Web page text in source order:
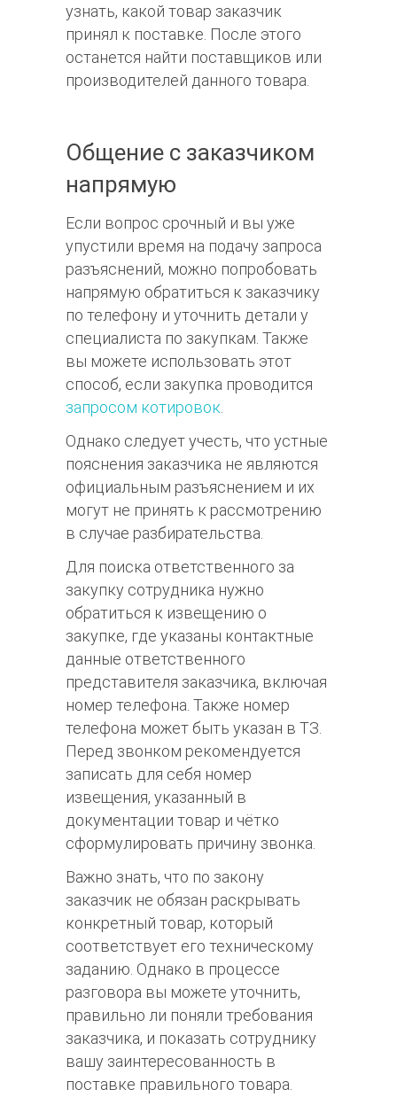
узнать, какой товар заказчик
принял к поставке. После этого
останется найти поставщиков или
производителей данного товара.
Общение с заказчиком
напрямую
Если вопрос срочный и вы уже
упустили время на подачу запроса
разъяснений, можно попробовать
напрямую обратиться к заказчику
по телефону и уточнить детали у
специалиста по закупкам. Также
вы можете использовать этот
способ, если закупка проводится
запросом котировок
Однако следует учесть, что устные
пояснения заказчика не являются
официальным разъяснением и их
могут не принять к рассмотрению
в случае разбирательства.
Для поиска ответственного за
закупку сотрудника нужно
обратиться к извещению о
закупке, где указаны контактные
данные ответственного
представителя заказчика, включая
номер телефона. Также номер
телефона может быть указан в ТЗ.
Перед звонком рекомендуется
записать для себя номер
извещения, указанный в
документации товар и чётко
сформулировать причину звонка.
Важно знать, что по закону
заказчик не обязан раскрывать
конкретный товар, который
соответствует его техническому
заданию. Однако в процессе
разговора вы можете уточнить,
правильно ли поняли требования
заказчика, и показать сотруднику
вашу заинтересованность в
поставке правильного товара.